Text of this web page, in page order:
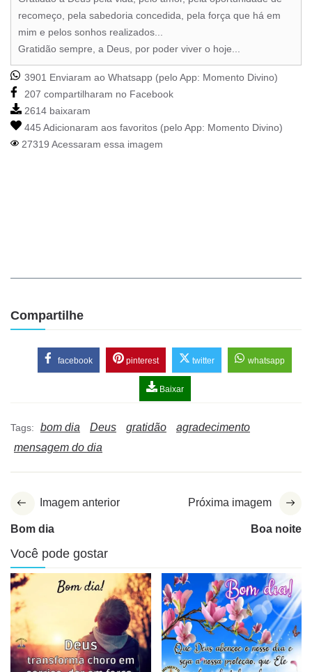
recomeço, pela sabedoria concedida, pela força que há em
mim e pelos sonhos realizados...
Gratidão sempre, a Deus, por poder viver o hoje...
3901 Enviaram ao Whatsapp (pelo App: Momento Divino)
207 compartilharam no Facebook
2614 baixaram
445 Adicionaram aos favoritos (pelo App: Momento Divino)
27319 Acessaram essa imagem
Compartilhe
facebook pinterest twitter whatsapp
Baixar
Tags: bom dia Deus gratidão
agradecimento
mensagem do dia
Imagem anterior
Bom dia
Próxima imagem
Boa noite
Você pode gostar